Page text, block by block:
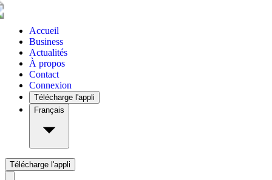
Accueil
Business
Actualités
À propos
Contact
Connexion
Télécharge l'appli
Français
Télécharge l'appli